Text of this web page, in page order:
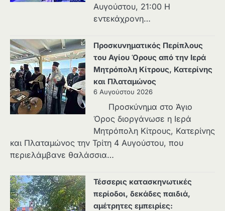
Αυγούστου, 21:00 Η
εντεκάχρονη…
Προσκυνηματικός Περίπλους
του Αγίου Όρους από την Ιερά
Μητρόπολη Κίτρους, Κατερίνης
και Πλαταμώνος
6 Αυγούστου 2026
Προσκύνημα στο Άγιο
Όρος διοργάνωσε η Ιερά
Μητρόπολη Κίτρους, Κατερίνης
και Πλαταμώνος την Τρίτη 4 Αυγούστου, που
περιελάμβανε θαλάσσια…
Τέσσερις κατασκηνωτικές
περίοδοι, δεκάδες παιδιά,
αμέτρητες εμπειρίες: